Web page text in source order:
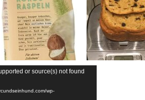
or source(s) not found
wp-